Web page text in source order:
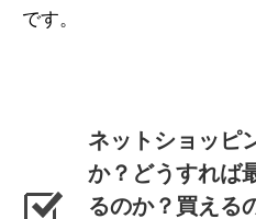
です。
ネットショッピ
か？どうすれば
るのか？買える